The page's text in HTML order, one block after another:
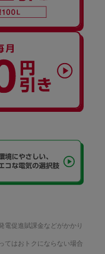
促進賦課金などがかかり
てはおトクにならない場合